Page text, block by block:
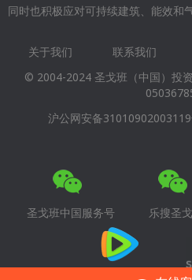
同时也积极应对可持续建筑、能效和
Footer
menu
关于我们 联系我们
© 2004-2024 圣戈班（中国）投
沪公网安备
圣戈班中国服务号 乐搜圣